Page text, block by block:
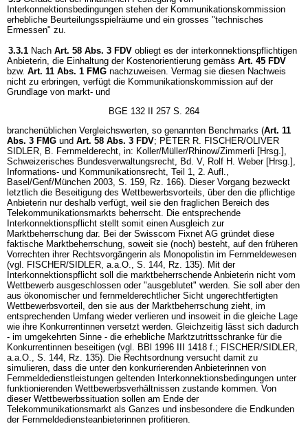
Interkonnektionsbedingungen stehen der Kommunikationskommission
erhebliche Beurteilungsspielräume und ein grosses "technisches
Ermessen" zu.
3.3.1 Nach Art. 58 Abs. 3 FDV obliegt es der interkonnektionspflichtigen
Anbieterin, die Einhaltung der Kostenorientierung gemäss Art. 45 FDV
bzw. Art. 11 Abs. 1 FMG nachzuweisen. Vermag sie diesen Nachweis
nicht zu erbringen, verfügt die Kommunikationskommission auf der
Grundlage von markt- und
BGE 132 II 257 S. 264
branchenüblichen Vergleichswerten, so genannten Benchmarks (Art. 11
Abs. 3 FMG und Art. 58 Abs. 3 FDV; PETER R. FISCHER/OLIVER
SIDLER, B. Fernmelderecht, in: Koller/Müller/Rhinow/Zimmerli [Hrsg.],
Schweizerisches Bundesverwaltungsrecht, Bd. V, Rolf H. Weber [Hrsg.],
Informations- und Kommunikationsrecht, Teil 1, 2. Aufl.,
Basel/Genf/München 2003, S. 159, Rz. 166). Dieser Vorgang bezweckt
letztlich die Beseitigung des Wettbewerbsvorteils, über den die pflichtige
Anbieterin nur deshalb verfügt, weil sie den fraglichen Bereich des
Telekommunikationsmarkts beherrscht. Die entsprechende
Interkonnektionspflicht stellt somit einen Ausgleich zur
Marktbeherrschung dar. Bei der Swisscom Fixnet AG gründet diese
faktische Marktbeherrschung, soweit sie (noch) besteht, auf den früheren
Vorrechten ihrer Rechtsvorgängerin als Monopolistin im Fernmeldewesen
(vgl. FISCHER/SIDLER, a.a.O., S. 144, Rz. 135). Mit der
Interkonnektionspflicht soll die marktbeherrschende Anbieterin nicht vom
Wettbewerb ausgeschlossen oder "ausgeblutet" werden. Sie soll aber den
aus ökonomischer und fernmelderechtlicher Sicht ungerechtfertigten
Wettbewerbsvorteil, den sie aus der Marktbeherrschung zieht, im
entsprechenden Umfang wieder verlieren und insoweit in die gleiche Lage
wie ihre Konkurrentinnen versetzt werden. Gleichzeitig lässt sich dadurch
- im umgekehrten Sinne - die erhebliche Marktzutrittsschranke für die
Konkurrentinnen beseitigen (vgl. BBl 1996 III 1418 f.; FISCHER/SIDLER,
a.a.O., S. 144, Rz. 135). Die Rechtsordnung versucht damit zu
simulieren, dass die unter den konkurrierenden Anbieterinnen von
Fernmeldedienstleistungen geltenden Interkonnektionsbedingungen unter
funktionierenden Wettbewerbsverhältnissen zustande kommen. Von
dieser Wettbewerbssituation sollen am Ende der
Telekommunikationsmarkt als Ganzes und insbesondere die Endkunden
der Fernmeldediensteanbieterinnen profitieren.